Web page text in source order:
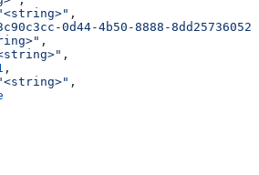
,
0d44-4b50-8888-
,
,
,
,